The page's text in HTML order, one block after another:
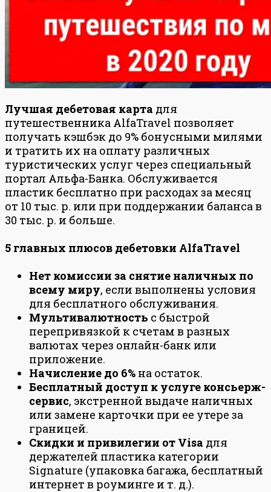
Лучшая дебетовая карта для
путешественника AlfaTravel позволяет
получать кэшбэк до 9% бонусными милями
и тратить их на оплату различных
туристических услуг через специальный
портал Альфа-Банка. Обслуживается
пластик бесплатно при расходах за месяц
от 10 тыс. р. или при поддержании баланса в
30 тыс. р. и больше.
5 главных плюсов дебетовки AlfaTravel
Нет комиссии за снятие наличных по
всему миру, если выполнены условия
для бесплатного обслуживания.
Мультивалютность с быстрой
перепривязкой к счетам в разных
валютах через онлайн-банк или
приложение.
Начисление до 6% на остаток.
Бесплатный доступ к услуге консьерж-
сервис, экстренной выдаче наличных
или замене карточки при ее утере за
границей.
Скидки и привилегии от Visa для
держателей пластика категории
Signature (упаковка багажа, бесплатный
интернет в роуминге и т. д.).